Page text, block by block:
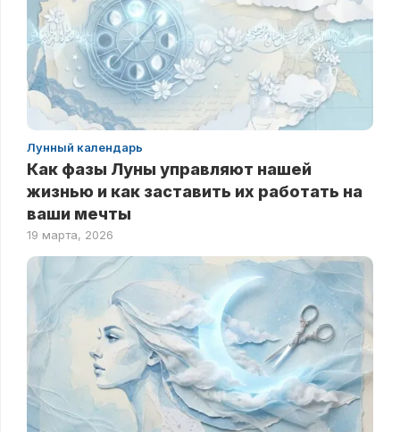
Лунный календарь
Как фазы Луны управляют нашей
жизнью и как заставить их работать на
ваши мечты
19 марта, 2026